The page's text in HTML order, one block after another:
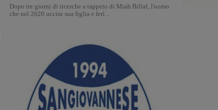
Dopo tre giorni di ricerche a tappeto di Miah Billal, l'uomo
che nel 2020 uccise sua figlia e ferì...